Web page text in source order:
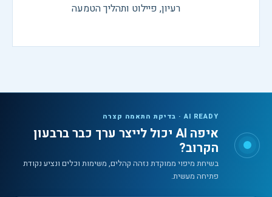
רעיון, פיילוט ותהליך הטמעה
AI READY · בדיקת התאמה קצרה
איפה AI יכול לייצר ערך כבר ברבעון
הקרוב?
בשיחת מיפוי ממוקדת נזהה קהלים, משימות וכלים ונציע נקודת
פתיחה מעשית.